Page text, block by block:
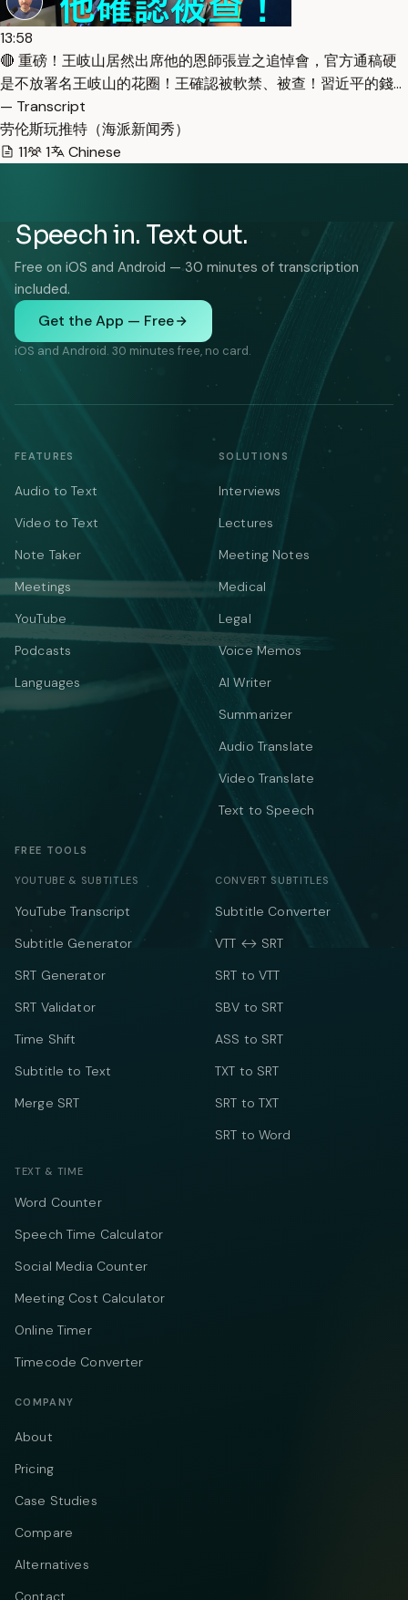
13:58
🔴 重磅！王岐山居然出席他的恩師張豈之追悼會，官方通稿硬
是不放署名王岐山的花圈！王確認被軟禁、被查！習近平的錢…
— Transcript
劳伦斯玩推特（海派新闻秀）
11
1 Chinese
Speech in. Text out.
Free on iOS and Android — 30 minutes of transcription
included.
Get the App — Free
iOS and Android. 30 minutes free, no card.
FEATURES
Audio to Text
Video to Text
Note Taker
Meetings
YouTube
Podcasts
Languages
SOLUTIONS
Interviews
Lectures
Meeting Notes
Medical
Legal
Voice Memos
AI Writer
Summarizer
Audio Translate
Video Translate
Text to Speech
FREE TOOLS
YOUTUBE & SUBTITLES
YouTube Transcript
Subtitle Generator
SRT Generator
SRT Validator
Time Shift
Subtitle to Text
Merge SRT
CONVERT SUBTITLES
Subtitle Converter
VTT ↔ SRT
SRT to VTT
SBV to SRT
ASS to SRT
TXT to SRT
SRT to TXT
SRT to Word
TEXT & TIME
Word Counter
Speech Time Calculator
Social Media Counter
Meeting Cost Calculator
Online Timer
Timecode Converter
COMPANY
About
Pricing
Case Studies
Compare
Alternatives
Contact